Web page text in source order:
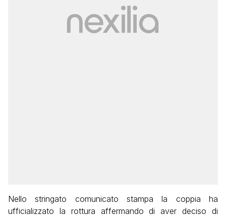
Nello stringato comunicato stampa la coppia ha
ufficializzato la rottura affermando di aver deciso di